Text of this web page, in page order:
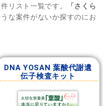
リスト一覧です。
「さくら
な案件がないか探すのにお
DNA YOSAN 葉酸代謝遺
伝子検査キット